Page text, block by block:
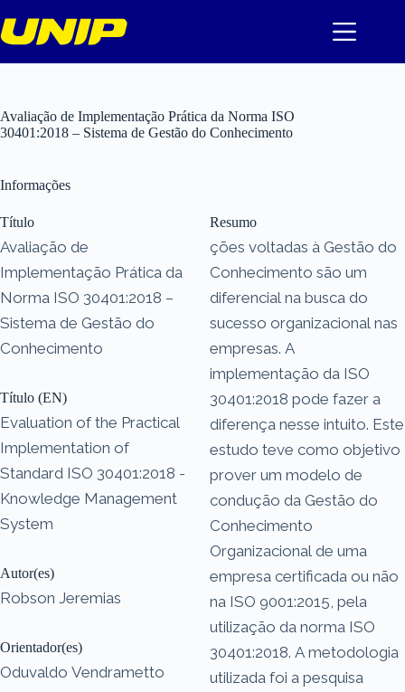
para
o
Avaliação de Implementação Prática da Norma ISO
30401:2018 – Sistema de Gestão do Conhecimento
Informações
Título
Avaliação de
Implementação Prática da
Norma ISO 30401:2018 –
Sistema de Gestão do
Conhecimento
Título (EN)
Evaluation of the Practical
Implementation of
Standard ISO 30401:2018 -
Knowledge Management
System
Autor(es)
Robson Jeremias
Orientador(es)
Oduvaldo Vendrametto
Resumo
ções voltadas à Gestão do
Conhecimento são um
diferencial na busca do
sucesso organizacional nas
empresas. A
implementação da ISO
30401:2018 pode fazer a
diferença nesse intuito. Este
estudo teve como objetivo
prover um modelo de
condução da Gestão do
Conhecimento
Organizacional de uma
empresa certificada ou não
na ISO 9001:2015, pela
utilização da norma ISO
30401:2018. A metodologia
utilizada foi a pesquisa